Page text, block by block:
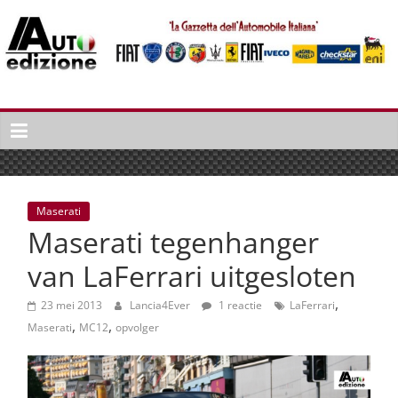
naar
inhoud
Auto
Edizione
La
Gazetta
dell'Automobile
Italiana
autonieuws
lifestyle
Maserati
Maserati tegenhanger
van LaFerrari uitgesloten
23 mei 2013 Lancia4Ever 1 reactie LaFerrari,
Maserati, MC12, opvolger